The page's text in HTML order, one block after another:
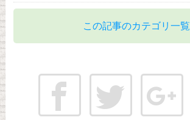
この記事のカテゴリ一覧